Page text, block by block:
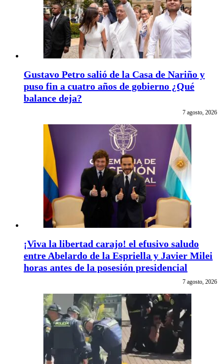
Gustavo Petro salió de la Casa de Nariño y
puso fin a cuatro años de gobierno ¿Qué
balance deja?
7 agosto, 2026
¡Viva la libertad carajo! el efusivo saludo
entre Abelardo de la Espriella y Javier Milei
horas antes de la posesión presidencial
7 agosto, 2026